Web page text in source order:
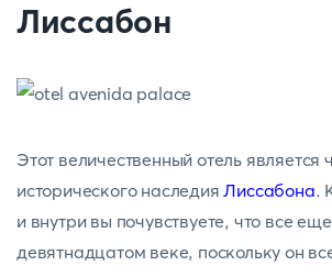
Лиссабон
Этот величественный отель является
исторического наследияЛиссабона.
и внутри вы почувствуете, что все
девятнадцатом веке, поскольку он